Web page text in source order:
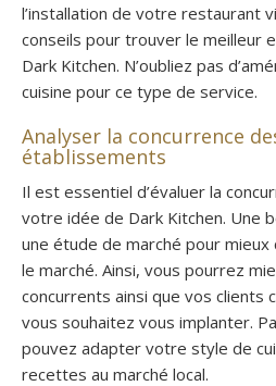
l’installation de votre restaurant
conseils pour trouver le meilleur
Dark Kitchen. N’oubliez pas
cuisine pour ce type de service.
Analyser la concurrence
établissements
Il est essentiel d’évaluer la
votre idée de Dark Kitchen. Une
une étude de marché pour
le marché. Ainsi, vous pourrez
concurrents ainsi que vos clients
vous souhaitez vous implanter.
pouvez adapter votre style de
recettes au marché local.